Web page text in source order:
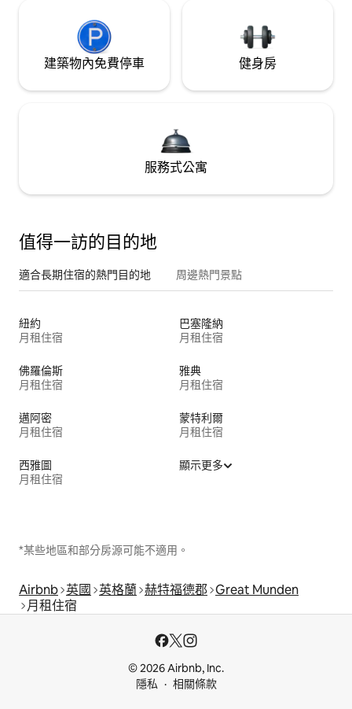
建築物內免費停車 健身房
服務式公寓
值得一訪的目的地
適合長期住宿的熱門目的地 周邊熱門景點
紐約
月租住宿
巴塞隆納
月租住宿
佛羅倫斯
月租住宿
雅典
月租住宿
邁阿密
月租住宿
蒙特利爾
月租住宿
西雅圖
月租住宿
顯示更多
*某些地區和部分房源可能不適用。
Airbnb 英國 英格蘭 赫特福德郡 Great Munden
月租住宿
© 2026 Airbnb, Inc.
隱私
相關條款